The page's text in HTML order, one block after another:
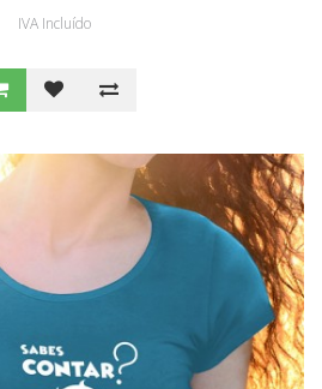
IVA Incluído